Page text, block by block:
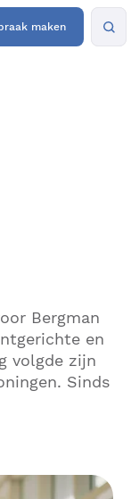
maken
Bergman
en
volgde zijn
Sinds